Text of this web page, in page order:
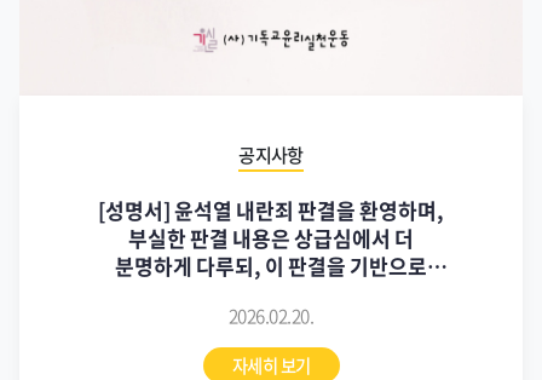
공지사항
[성명서] 윤석열 내란죄 판결을 환영하며,
부실한 판결 내용은 상급심에서 더
분명하게 다루되, 이 판결을 기반으로
민주주의로 나아가야 할 것이다
2026.02.20.
자세히 보기